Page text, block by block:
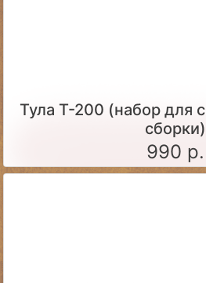
Тула Т-200 (набор для
сборки)
990 р.